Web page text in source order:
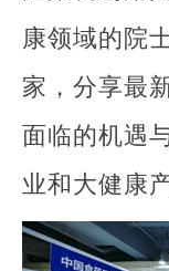
康领域的院
家，分享最
面临的机遇
业和大健康